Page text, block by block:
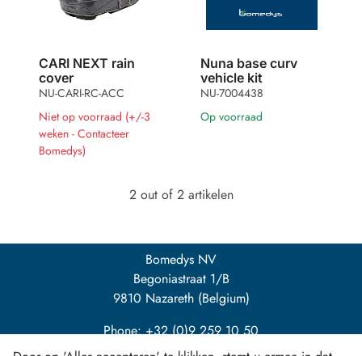
CARI NEXT rain
cover
NU-CARI-RC-ACC
Niet op voorraad (+/-3
weken - Contacteer
Bomedys)
Nuna base curv
vehicle kit
NU-7004438
Op voorraad
2 out of 2 artikelen
Bomedys NV
Begoniastraat 1/B
9810 Nazareth (Belgium)
Phone: +32 (0)9 259 10 50